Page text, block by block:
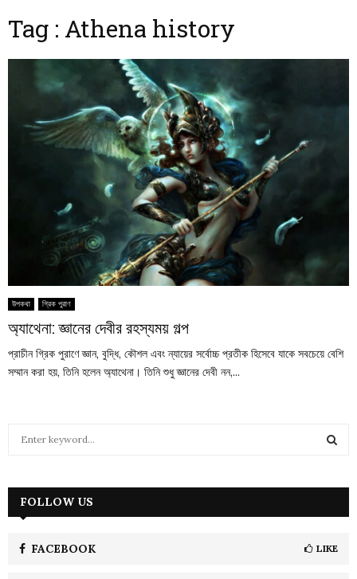
Tag : Athena history
উপকথা গ্রিক পুরাণ
অ্যাথেনা: জ্ঞানের দেবীর রহস্যময় গল্প
প্রাচীন গ্রিক পুরাণে জ্ঞান, বুদ্ধি, কৌশল এবং ন্যায়ের সর্বোচ্চ প্রতীক হিসেবে যাকে সবচেয়ে বেশি
সম্মান করা হয়, তিনি হলেন অ্যাথেনা। তিনি শুধু জ্ঞানের দেবী নন,...
h
FOLLOW US
FACEBOOK LIKE